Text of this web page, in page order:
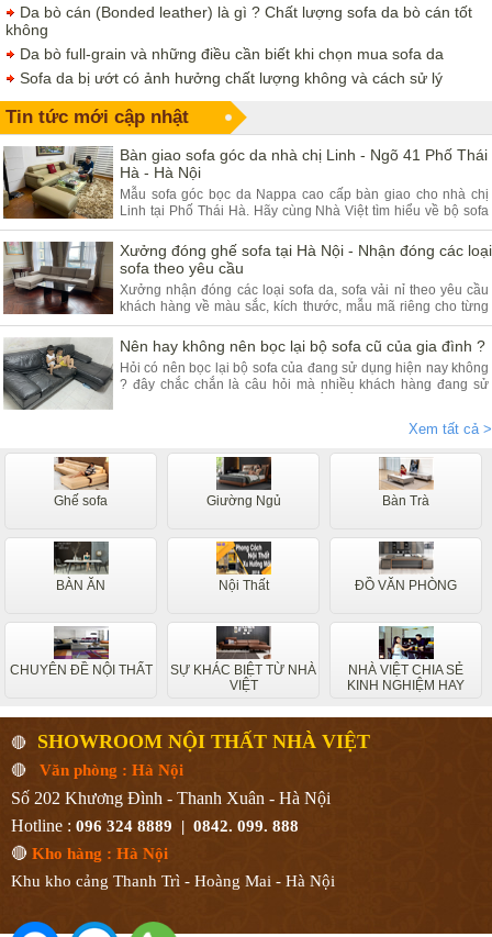
Da bò cán (Bonded leather) là gì ? Chất lượng sofa da bò cán tốt
không
Da bò full-grain và những điều cần biết khi chọn mua sofa da
Sofa da bị ướt có ảnh hưởng chất lượng không và cách sử lý
Tin tức mới cập nhật
Bàn giao sofa góc da nhà chị Linh - Ngõ 41 Phố Thái
Hà - Hà Nội
Mẫu sofa góc bọc da Nappa cao cấp bàn giao cho nhà chị
Linh tại Phố Thái Hà. Hãy cùng Nhà Việt tìm hiểu về bộ sofa
góc da và ưu điểm của sản phẩm.
Xưởng đóng ghế sofa tại Hà Nội - Nhận đóng các loại
sofa theo yêu cầu
Xưởng nhận đóng các loại sofa da, sofa vải nỉ theo yêu cầu
khách hàng về màu sắc, kích thước, mẫu mã riêng cho từng
khách hàng. Quý khách đang có nhu cầu tìm xưởng sofa hãy
tham khảo bài viết dưới đây.
Nên hay không nên bọc lại bộ sofa cũ của gia đình ?
Hỏi có nên bọc lại bộ sofa của đang sử dụng hiện nay không
? đây chắc chắn là câu hỏi mà nhiều khách hàng đang sử
Xem tất cả >
Ghế sofa Giường Ngủ Bàn Trà
BÀN ĂN Nội Thất ĐỒ VĂN PHÒNG
CHUYÊN ĐỀ NỘI THẤT
SỰ KHÁC BIỆT TỪ NHÀ
VIỆT
NHÀ VIỆT CHIA SẺ
KINH NGHIỆM HAY
🔴 SHOWROOM NỘI THẤT NHÀ VIỆT
🔴 Văn phòng : Hà Nội
Số 202 Khương Đình - Thanh Xuân - Hà Nội
Hotline : 096 324 8889 | 0842. 099. 888
🔴 Kho hàng : Hà Nội
Khu kho cảng Thanh Trì - Hoàng Mai - Hà Nội